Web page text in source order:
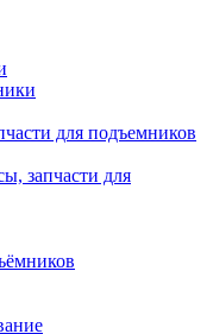
для подъемников
запчасти для